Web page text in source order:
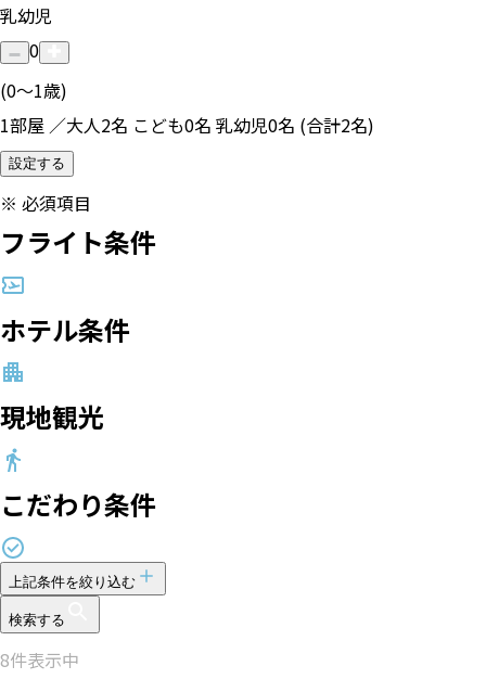
乳幼児
0
(0〜1歳)
1部屋 ／大人2名 こども0名 乳幼児0名 (合計2名)
設定する
※ 必須項目
フライト条件
ホテル条件
現地観光
こだわり条件
上記条件を絞り込む
検索する
8件表示中